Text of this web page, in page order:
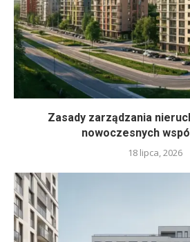
Zasady zarządzania
nowoczesnych
18 lipca, 2026